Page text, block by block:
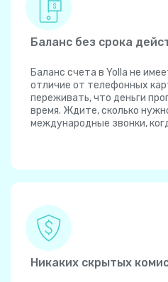
Баланс без срока
Баланс счета в Yolla не
отличие от телефонных
переживать, что деньги
время. Ждите, сколько
международные звонки,
Никаких скрытых